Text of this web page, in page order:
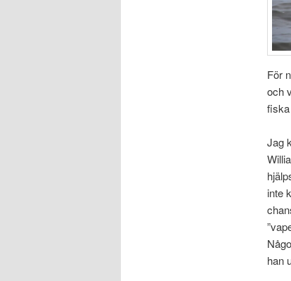
För
och
fiska
Jag
inte
han